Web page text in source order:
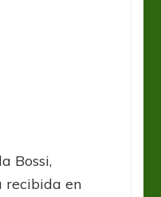
Bossi,
recibida en